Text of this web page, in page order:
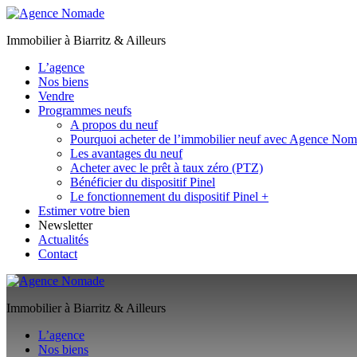
Immobilier à Biarritz & Ailleurs
L’agence
Nos biens
Vendre
Programmes neufs
A propos du neuf
Pourquoi acheter de l’immobilier neuf avec Agence
Les avantages du neuf
Acheter avec le prêt à taux zéro (PTZ)
Bénéficier du dispositif Pinel
Le fonctionnement du dispositif Pinel +
Estimer votre bien
Newsletter
Actualités
Contact
Immobilier à Biarritz & Ailleurs
L’agence
Nos biens